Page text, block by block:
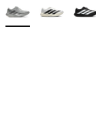
Meer kleuren